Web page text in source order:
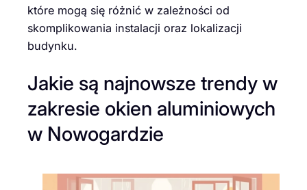
które mogą się różnić w zależności od
skomplikowania instalacji oraz lokalizacji
budynku.
Jakie są najnowsze trendy w
zakresie okien aluminiowych
w Nowogardzie